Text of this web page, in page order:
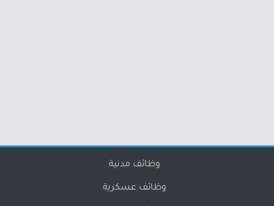
وظائف مدنية
وظائف عسكرية